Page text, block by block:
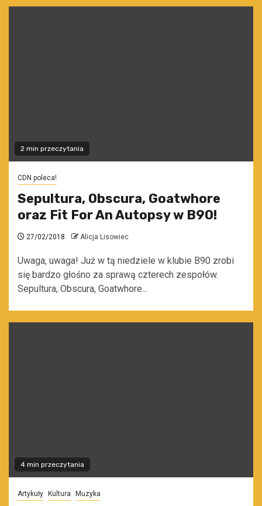
2 min przeczytania
CDN poleca!
Sepultura, Obscura, Goatwhore
oraz Fit For An Autopsy w B90!
27/02/2018 Alicja Lisowiec
Uwaga, uwaga! Już w tą niedziele w klubie B90 zrobi
się bardzo głośno za sprawą czterech zespołów.
Sepultura, Obscura, Goatwhore...
4 min przeczytania
Artykuły Kultura Muzyka